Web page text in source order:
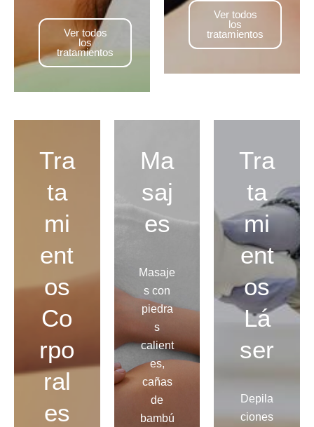
Ver todos
los
tratamientos
Ver todos
los
tratamientos
Tra
ta
mi
ent
os
Co
rpo
ral
es
Ma
saj
es
Masaje
s con
piedra
s
calient
es,
cañas
de
bambú
Tra
ta
mi
ent
os
Lá
ser
Depila
ciones